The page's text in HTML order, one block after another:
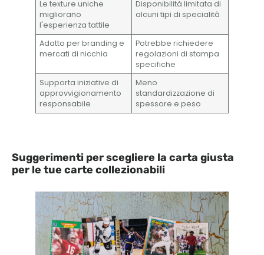
Le texture uniche
migliorano
l'esperienza tattile
Disponibilità limitata di
alcuni tipi di specialità
Adatto per branding e
mercati di nicchia
Potrebbe richiedere
regolazioni di stampa
specifiche
Supporta iniziative di
approvvigionamento
responsabile
Meno
standardizzazione di
spessore e peso
Suggerimenti per scegliere la carta giusta
per le tue carte collezionabili